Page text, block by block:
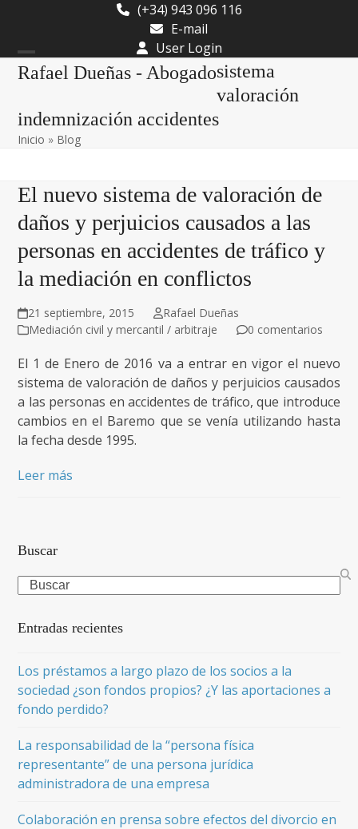
content
(+34) 943 096 116
E-mail
User Login
Rafael Dueñas - Abogado
Open
menu
Close
menu
sistema
valoración
indemnización accidentes
Inicio » Blog
El nuevo sistema de valoración de
daños y perjuicios causados a las
personas en accidentes de tráfico y
la mediación en conflictos
21 septiembre, 2015
Rafael Dueñas
Mediación civil y mercantil / arbitraje
0 comentarios
El 1 de Enero de 2016 va a entrar en vigor el nuevo
sistema de valoración de daños y perjuicios causados
a las personas en accidentes de tráfico, que introduce
cambios en el Baremo que se venía utilizando hasta
la fecha desde 1995.
Leer más
Buscar
Search
Entradas recientes
Los préstamos a largo plazo de los socios a la
sociedad ¿son fondos propios? ¿Y las aportaciones a
fondo perdido?
La responsabilidad de la “persona física
representante” de una persona jurídica
administradora de una empresa
Colaboración en prensa sobre efectos del divorcio en